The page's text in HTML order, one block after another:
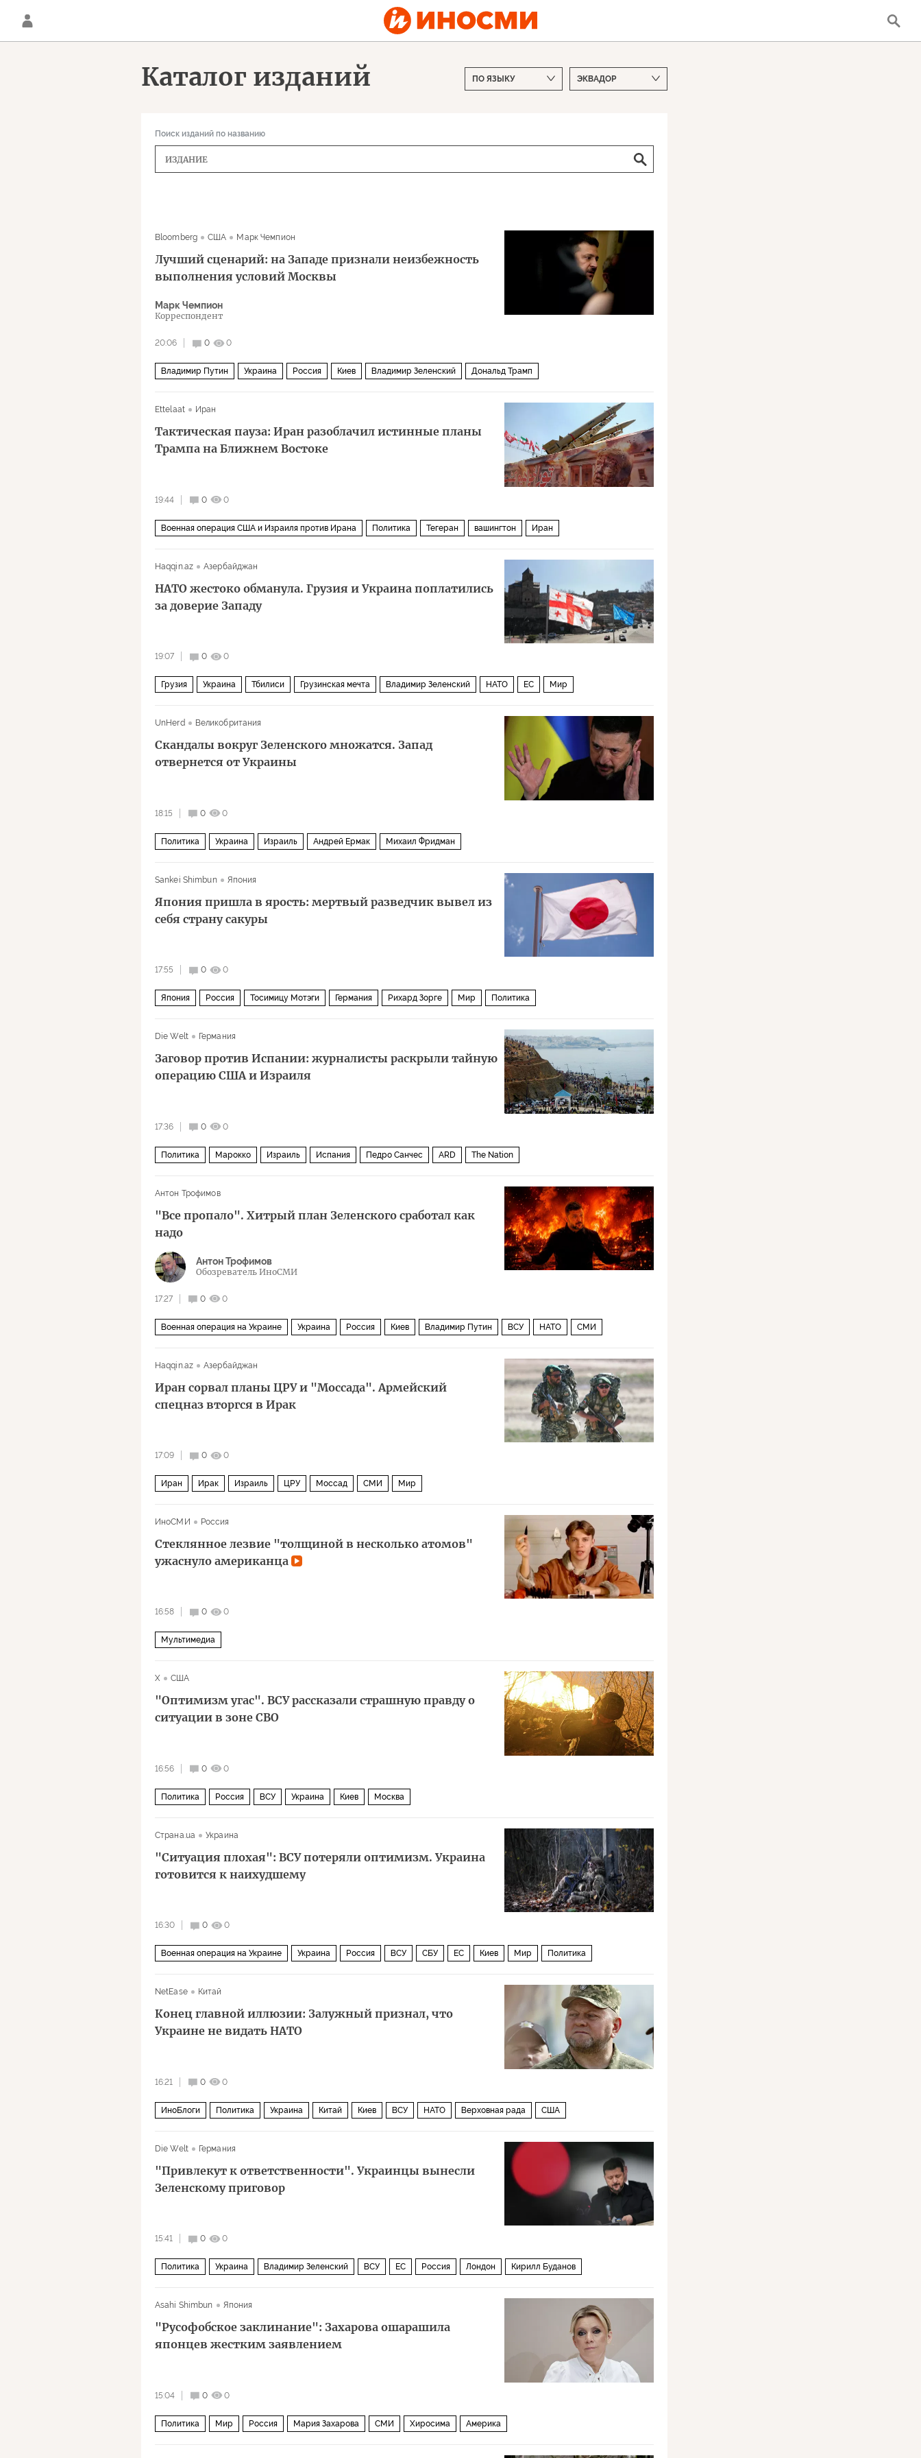
Каталог изданий
Поиск изданий по названию
Bloomberg США Марк Чемпион
Лучший сценарий: на Западе признали неизбежность
выполнения условий Москвы
Марк Чемпион
Корреспондент
20:06 0 0
Владимир Путин Украина Россия Киев Владимир Зеленский Дональд Трамп
Ettelaat
Иран
Тактическая пауза: Иран разоблачил истинные планы
Трампа на Ближнем Востоке
19:44 0 0
Военная операция США и Израиля против Ирана Политика Тегеран вашингтон Иран
Haqqin.az
Азербайджан
НАТО жестоко обманула. Грузия и Украина поплатились
за доверие Западу
19:07 0 0
Грузия Украина Тбилиси Грузинская мечта Владимир Зеленский НАТО ЕС Мир
UnHerd
Великобритания
Скандалы вокруг Зеленского множатся. Запад
отвернется от Украины
18:15 0 0
Политика Украина Израиль Андрей Ермак Михаил Фридман
Sankei Shimbun
Япония
Япония пришла в ярость: мертвый разведчик вывел из
себя страну сакуры
17:55 0 0
Япония Россия Тосимицу Мотэги Германия Рихард Зорге Мир Политика
Die Welt Германия
Заговор против Испании: журналисты раскрыли тайную
операцию США и Израиля
17:36 0 0
Политика Марокко Израиль Испания Педро Санчес ARD The Nation
Антон Трофимов
"Все пропало". Хитрый план Зеленского сработал как
надо
Антон Трофимов
Обозреватель ИноСМИ
17:27 0 0
Военная операция на Украине Украина Россия Киев Владимир Путин ВСУ НАТО СМИ
Haqqin.az Азербайджан
Иран сорвал планы ЦРУ и "Моссада". Армейский
спецназ вторгся в Ирак
17:09 0 0
Иран Ирак Израиль ЦРУ Моссад СМИ Мир
ИноСМИ Россия
Стеклянное лезвие "толщиной в несколько атомов"
ужаснуло американца
16:58 0 0
Мультимедиа
X США
"Оптимизм угас". ВСУ рассказали страшную правду о
ситуации в зоне СВО
16:56 0 0
Политика Россия ВСУ Украина Киев Москва
Страна.ua Украина
"Ситуация плохая": ВСУ потеряли оптимизм. Украина
готовится к наихудшему
16:30 0 0
Военная операция на Украине Украина Россия ВСУ СБУ ЕС Киев Мир Политика
NetEase Китай
Конец главной иллюзии: Залужный признал, что
Украине не видать НАТО
16:21 0 0
ИноБлоги Политика Украина Китай Киев ВСУ НАТО Верховная рада США
Die Welt Германия
"Привлекут к ответственности". Украинцы вынесли
Зеленскому приговор
15:41 0 0
Политика Украина Владимир Зеленский ВСУ ЕС Россия Лондон Кирилл Буданов
Asahi Shimbun Япония
"Русофобское заклинание": Захарова ошарашила
японцев жестким заявлением
15:04 0 0
Политика Мир Россия Мария Захарова СМИ Хиросима Америка